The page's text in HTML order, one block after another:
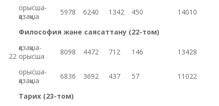
орысша-
қазақша
5978 6240 1342 450 14010
22
Философия және саясаттану (22-том)
қазақша-
орысша
8098 4472 712 146 13428
орысша-
қазақша
6836 3692 437 57 11022
Тарих (23-том)